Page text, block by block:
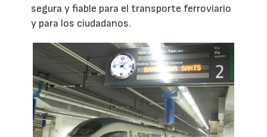
segura y fiable para el transporte ferroviario
y para los ciudadanos.